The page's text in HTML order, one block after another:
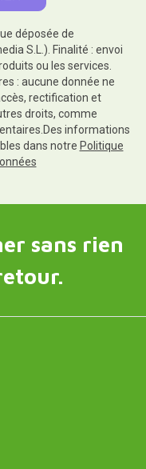
déposée de
S.L.). Finalité : envoi
ou les services.
: aucune donnée ne
rectification et
droits, comme
informations
dans notre Politique
sans rien